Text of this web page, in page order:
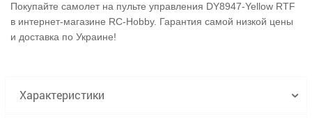
Покупайте самолет на пульте управления DY8947-Yellow RTF
в интернет-магазине RC-Hobby. Гарантия самой низкой цены
и доставка по Украине!
Характеристики